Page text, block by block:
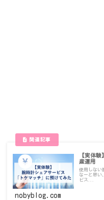
【実体
産運用
使用しない
なーと思い
ビス...
nobyblog.com